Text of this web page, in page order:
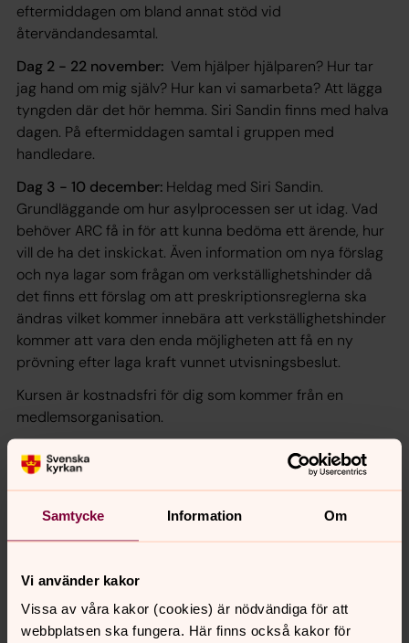
Samtycke Information Om
Vi använder kakor
Vissa av våra kakor (cookies) är nödvändiga för att
webbplatsen ska fungera. Här finns också kakor för
eftermiddagen om bland annat stöd vid
återvändandesamtal.
Dag 2 - 22 november: Vem hjälper hjälparen? Hur tar
jag hand om mig själv? Hur kan vi samarbeta? Att lägga
tyngden där det hör hemma. Siri Sandin finns med halva
dagen. På eftermiddagen samtal i gruppen med
handledare.
Dag 3 - 10 december: Heldag med Siri Sandin.
Grundläggande om hur asylprocessen ser ut idag. Vad
behöver ARC få in för att kunna bedöma ett ärende, hur
vill de ha det inskickat. Även information om nya förslag
och nya lagar som frågan om verkställighetshinder då
det finns ett förslag om att preskriptionsreglerna ska
ändras vilket kommer innebära att verkställighetshinder
kommer att vara den enda möjligheten att få en ny
prövning efter laga kraft vunnet utvisningsbeslut.
Kursen är kostnadsfri för dig som kommer från en
medlemsorganisation.
Medlemsorganisationer i Föreningen juridisk rådgivning:
Göteborgs stift, Skara stift, Räddningsmissionen,
Göteborgs Stadsmission och ett antal pastorat och
församlingar.